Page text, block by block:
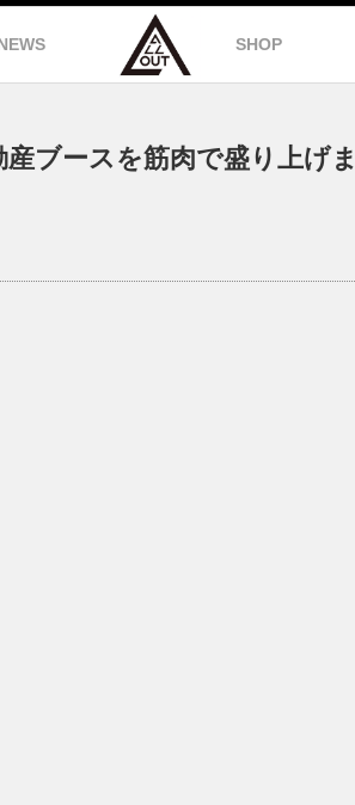
SHOP
産ブースを筋肉で盛り上げま